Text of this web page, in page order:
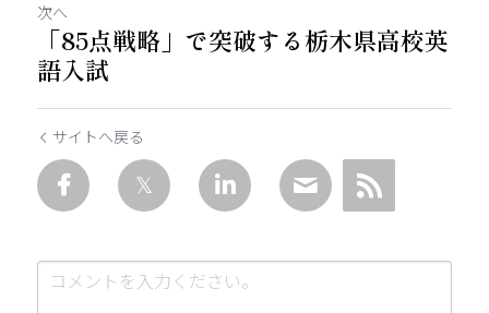
次へ
「85点戦略」で突破する栃木県高校英
語入試
サイトへ戻る